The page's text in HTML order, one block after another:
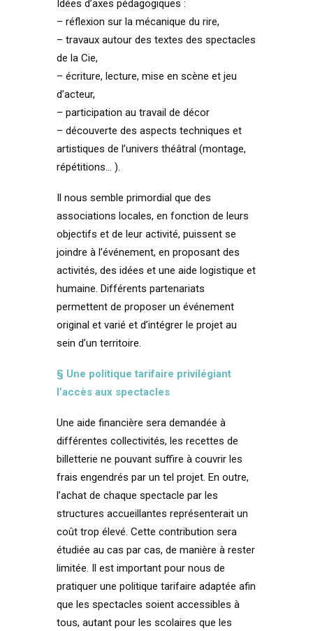
Idées d’axes pédagogiques :
– réflexion sur la mécanique du rire,
– travaux autour des textes des spectacles
de la Cie,
– écriture, lecture, mise en scène et jeu
d’acteur,
– participation au travail de décor
– découverte des aspects techniques et
artistiques de l’univers théâtral (montage,
répétitions… ).
Il nous semble primordial que des
associations locales, en fonction de leurs
objectifs et de leur activité, puissent se
joindre à l’événement, en proposant des
activités, des idées et une aide logistique et
humaine. Différents partenariats
permettent de proposer un événement
original et varié et d’intégrer le projet au
sein d’un territoire.
§ Une politique tarifaire privilégiant
l’accès aux spectacles
Une aide financière sera demandée à
différentes collectivités, les recettes de
billetterie ne pouvant suffire à couvrir les
frais engendrés par un tel projet. En outre,
l’achat de chaque spectacle par les
structures accueillantes représenterait un
coût trop élevé. Cette contribution sera
étudiée au cas par cas, de manière à rester
limitée. Il est important pour nous de
pratiquer une politique tarifaire adaptée afin
que les spectacles soient accessibles à
tous, autant pour les scolaires que les